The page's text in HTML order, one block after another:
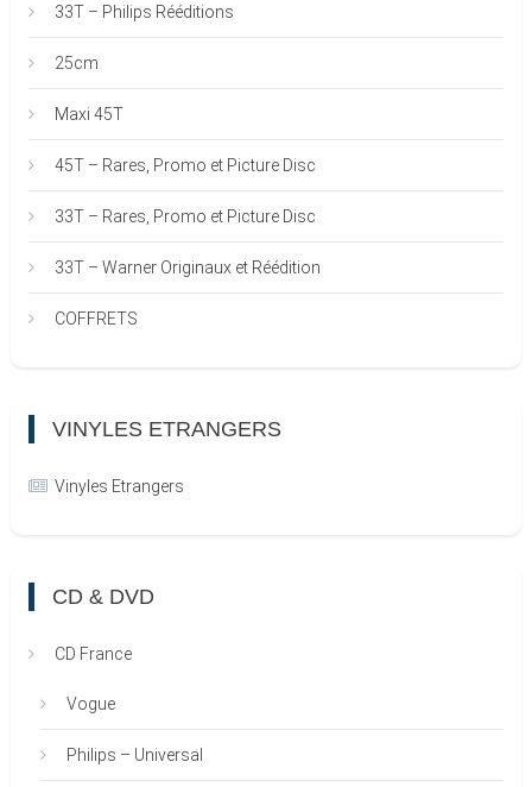
33T – Philips Rééditions
25cm
Maxi 45T
45T – Rares, Promo et Picture Disc
33T – Rares, Promo et Picture Disc
33T – Warner Originaux et Réédition
COFFRETS
VINYLES ETRANGERS
Vinyles Etrangers
CD & DVD
CD France
Vogue
Philips – Universal